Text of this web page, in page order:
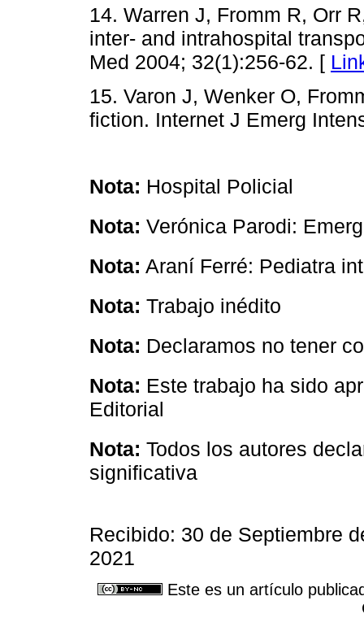
14. Warren J, Fromm R, Orr
inter- and intrahospital
Med 2004; 32(1):256-62. [
15. Varon J, Wenker O,
fiction. Internet J Emerg
Nota: Hospital Policial
Nota: Verónica Parodi:
Nota: Araní Ferré: Pediatra
Nota: Trabajo inédito
Nota: Declaramos no tener
Nota: Este trabajo ha sido
Editorial
Nota: Todos los autores
significativa
Recibido: 30 de Septiembre
2021
Este es un artículo